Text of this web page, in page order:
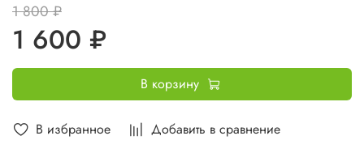
В избранное Добавить в сравнение
1 800 ₽
1 600 ₽
В корзину